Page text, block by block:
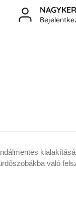
NAGYKER
való